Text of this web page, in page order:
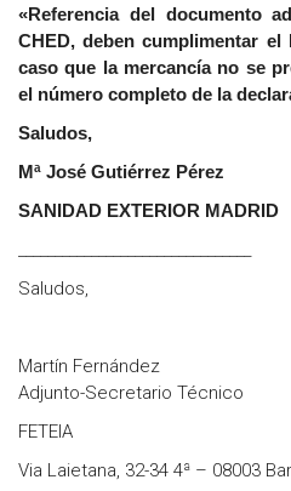
«Referencia del documento
CHED, deben cumplimentar
caso que la mercancía no se
el número completo de la
Saludos,
Mª José Gutiérrez Pérez
SANIDAD EXTERIOR MADRID
Saludos,
Martín Fernández
Adjunto-Secretario Técnico
FETEIA
Via Laietana, 32-34 4ª – 08003